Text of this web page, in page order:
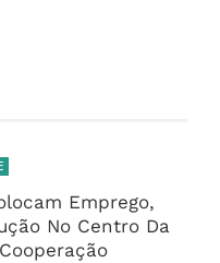
Emprego,
No Centro Da